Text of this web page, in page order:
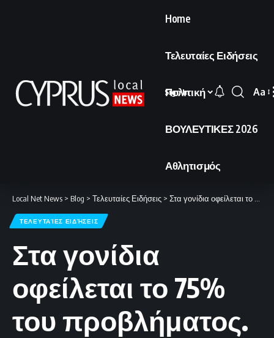
Home
Τελευταίες Ειδήσεις
Πολιτική
ΒΟΥΛΕΥΤΙΚΕΣ 2026
Αθλητισμός
Sign In
Font
Aa
Local Net News > Blog > Τελευταίες Ειδήσεις > Στα γονίδια οφείλεται το 75% του προβλήματος.
ΤΕΛΕΥΤΑΊΕΣ ΕΙΔΉΣΕΙΣ
Στα γονίδια
οφείλεται το 75%
του προβλήματος.